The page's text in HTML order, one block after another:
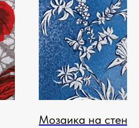
Мозаика на стену